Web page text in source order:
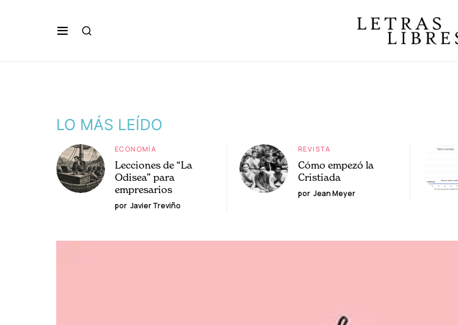
LO MÁS LEÍDO
ECONOMÍA
Lecciones de “La
Odisea” para
empresarios
por Javier Treviño
REVISTA
Cómo empezó la
Cristiada
por Jean Meyer